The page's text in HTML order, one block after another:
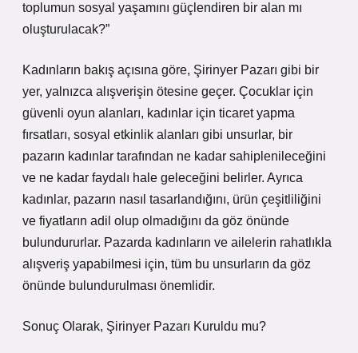
toplumun sosyal yaşamını güçlendiren bir alan mı
oluşturulacak?”
Kadınların bakış açısına göre, Şirinyer Pazarı gibi bir
yer, yalnızca alışverişin ötesine geçer. Çocuklar için
güvenli oyun alanları, kadınlar için ticaret yapma
fırsatları, sosyal etkinlik alanları gibi unsurlar, bir
pazarın kadınlar tarafından ne kadar sahiplenileceğini
ve ne kadar faydalı hale geleceğini belirler. Ayrıca
kadınlar, pazarın nasıl tasarlandığını, ürün çeşitliliğini
ve fiyatların adil olup olmadığını da göz önünde
bulundururlar. Pazarda kadınların ve ailelerin rahatlıkla
alışveriş yapabilmesi için, tüm bu unsurların da göz
önünde bulundurulması önemlidir.
Sonuç Olarak, Şirinyer Pazarı Kuruldu mu?